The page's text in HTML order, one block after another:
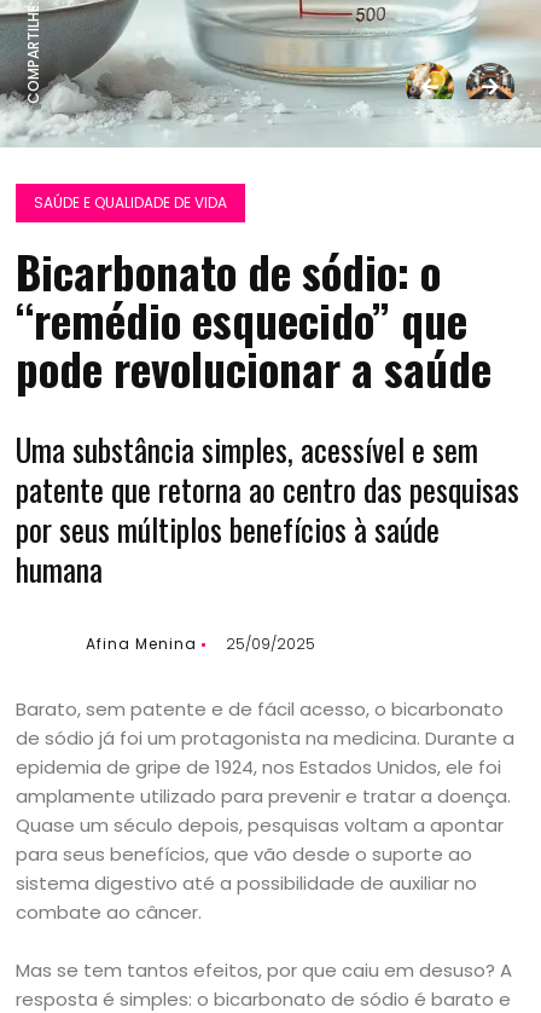
COMPARTILHE:
SAÚDE E QUALIDADE DE VIDA
Bicarbonato de sódio: o
“remédio esquecido” que
pode revolucionar a saúde
Uma substância simples, acessível e sem
patente que retorna ao centro das pesquisas
por seus múltiplos benefícios à saúde
humana
Afina Menina 25/09/2025
Barato, sem patente e de fácil acesso, o bicarbonato
de sódio já foi um protagonista na medicina. Durante a
epidemia de gripe de 1924, nos Estados Unidos, ele foi
amplamente utilizado para prevenir e tratar a doença.
Quase um século depois, pesquisas voltam a apontar
para seus benefícios, que vão desde o suporte ao
sistema digestivo até a possibilidade de auxiliar no
combate ao câncer.
Mas se tem tantos efeitos, por que caiu em desuso? A
resposta é simples: o bicarbonato de sódio é barato e